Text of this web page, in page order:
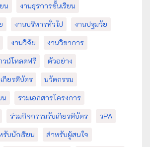
น
งานธุรการชั้นเรียน
งานบริหารทั่วไป
งานปฐมวัย
งานวิจัย
งานวิชาการ
วน์โหลดฟรี
ตัวอย่าง
กียรติบัตร
นวัตกรรม
น
รวมเอกสารโครงการ
ร่วมกิจกรรมรับเกียรติบัตร
วPA
รับนักเรียน
สำหรับผู้สนใจ